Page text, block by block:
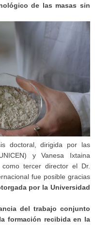
de las masas sin
doctoral, dirigida por las
y Vanesa Ixtaina
tercer director el Dr.
fue posible gracias
por la Universidad
del trabajo conjunto
formación recibida en la